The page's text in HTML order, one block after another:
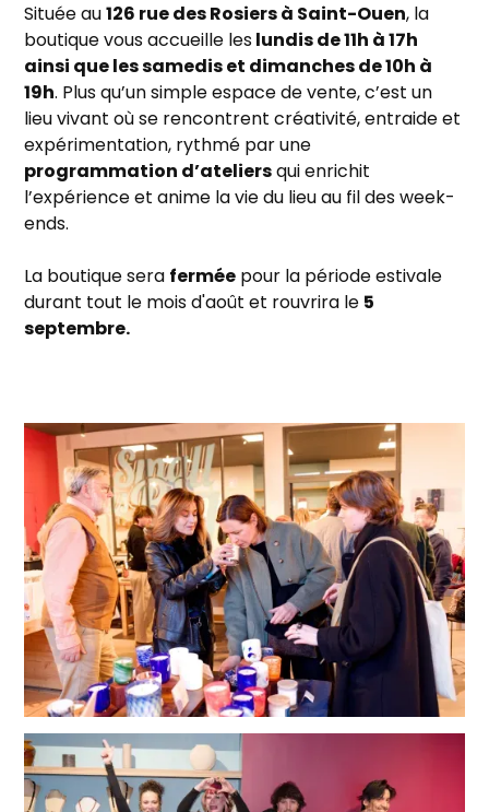
Située au126 rue des Rosiers à Saint-Ouen, la
boutique vous accueille leslundis de 11h à 17h
ainsi que les samedis et dimanches de 10h à
19h. Plus qu’un simple espace de vente, c’est un
lieu vivant où se rencontrent créativité, entraide et
expérimentation, rythmé par une
programmation d’ateliersqui enrichit
l’expérience et anime la vie du lieu au fil des week-
ends.
La boutique sera fermée pour la période estivale
durant tout le mois d'août et rouvrira le 5
septembre.